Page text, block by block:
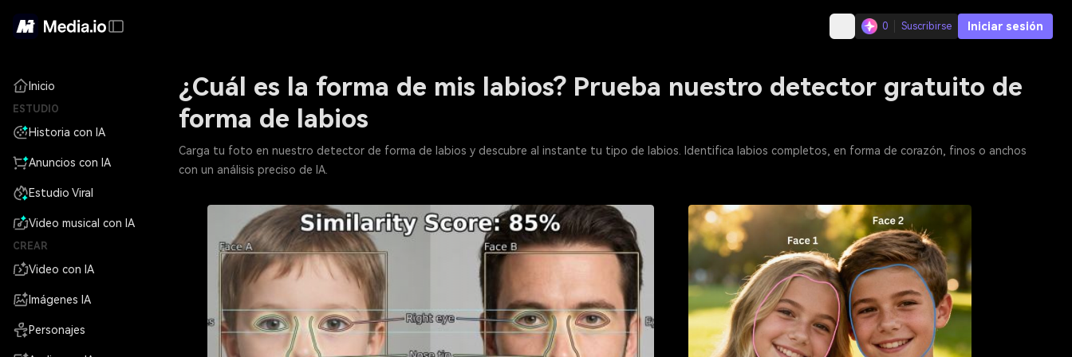
0 Suscribirse Iniciar sesión
Inicio
ESTUDIO
Historia con IA
Anuncios con IA
Estudio Viral
Video musical con IA
CREAR
Video con IA
Imágenes IA
Personajes
¿Cuál es la forma de mis labios? Prueba nuestro detector gratuito de
forma de labios
Carga tu foto en nuestro detector de forma de labios y descubre al instante tu tipo de labios. Identifica labios completos, en forma de corazón, finos o anchos
con un análisis preciso de IA.